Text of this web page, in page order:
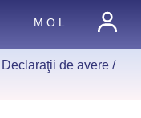
M O L
Declaraţii de avere/